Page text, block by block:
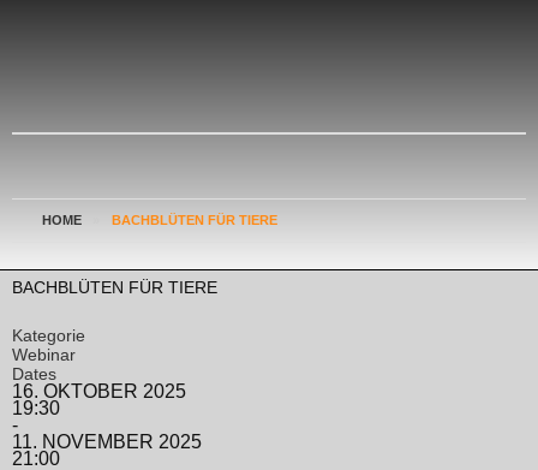
HOME BACHBLÜTEN FÜR TIERE
BACHBLÜTEN FÜR TIERE
Kategorie
Webinar
Dates
16. OKTOBER 2025
19:30
-
11. NOVEMBER 2025
21:00